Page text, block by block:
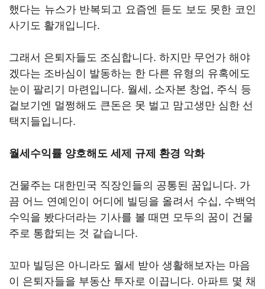
했다는 뉴스가 반복되고 요즘엔 듣도 보도 못한 코인
사기도 활개입니다.
그래서 은퇴자들도 조심합니다. 하지만 무언가 해야
겠다는 조바심이 발동하는 한 다른 유형의 유혹에도
눈이 팔리기 마련입니다. 월세, 소자본 창업, 주식 등
겉보기엔 멀쩡해도 큰돈은 못 벌고 맘고생만 심한 선
택지들입니다.
월세수익률 양호해도 세제 규제 환경 악화
건물주는 대한민국 직장인들의 공통된 꿈입니다. 가
끔 어느 연예인이 어디에 빌딩을 올려서 수십, 수백억
수익을 봤다더라는 기사를 볼 때면 모두의 꿈이 건물
주로 통합되는 것 같습니다.
꼬마 빌딩은 아니라도 월세 받아 생활해보자는 마음
이 은퇴자들을 부동산 투자로 이끕니다. 아파트 몇 채